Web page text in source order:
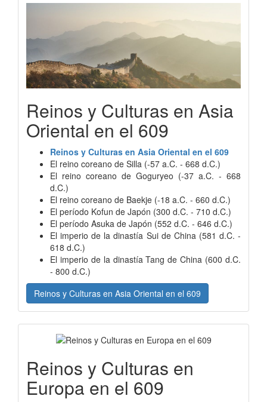
Reinos y Culturas en Asia
Oriental en el 609
Reinos y Culturas en Asia Oriental en el 609
El reino coreano de Silla (-57 a.C. - 668 d.C.)
El reino coreano de Goguryeo (-37 a.C. - 668
d.C.)
El reino coreano de Baekje (-18 a.C. - 660 d.C.)
El período Kofun de Japón (300 d.C. - 710 d.C.)
El período Asuka de Japón (552 d.C. - 646 d.C.)
El imperio de la dinastía Sui de China (581 d.C. -
618 d.C.)
El imperio de la dinastía Tang de China (600 d.C.
- 800 d.C.)
Reinos y Culturas en Asia Oriental en el 609
Reinos y Culturas en
Europa en el 609